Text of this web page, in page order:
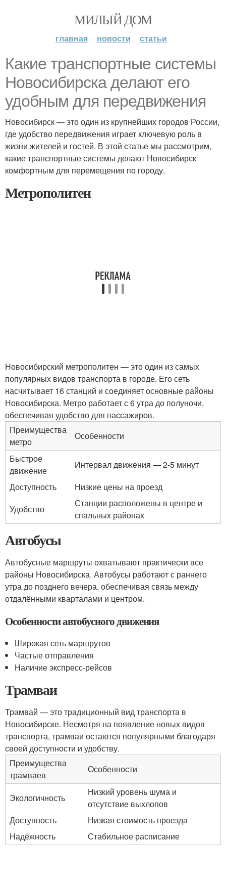
МИЛЫЙ ДОМ
главная новости статьи
Какие транспортные системы
Новосибирска делают его
удобным для передвижения
Новосибирск — это один из крупнейших городов России,
где удобство передвижения играет ключевую роль в
жизни жителей и гостей. В этой статье мы рассмотрим,
какие транспортные системы делают Новосибирск
комфортным для перемещения по городу.
Метрополитен
Новосибирский метрополитен — это один из самых
популярных видов транспорта в городе. Его сеть
насчитывает 16 станций и соединяет основные районы
Новосибирска. Метро работает с 6 утра до полуночи,
обеспечивая удобство для пассажиров.
Преимущества
метро
Особенности
Быстрое
движение
Интервал движения — 2-5 минут
Доступность
Низкие цены на проезд
Удобство
Станции расположены в центре и
спальных районах
Автобусы
Автобусные маршруты охватывают практически все
районы Новосибирска. Автобусы работают с раннего
утра до позднего вечера, обеспечивая связь между
отдалёнными кварталами и центром.
Особенности автобусного движения
Широкая сеть маршрутов
Частые отправления
Наличие экспресс-рейсов
Трамваи
Трамвай — это традиционный вид транспорта в
Новосибирске. Несмотря на появление новых видов
транспорта, трамваи остаются популярными благодаря
своей доступности и удобству.
Преимущества
трамваев
Особенности
Экологичность
Низкий уровень шума и
отсутствие выхлопов
Доступность
Низкая стоимость проезда
Надёжность
Стабильное расписание